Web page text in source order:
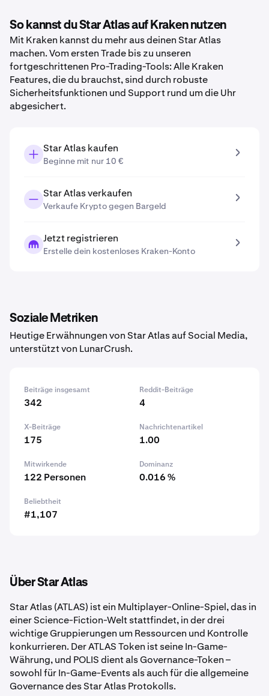
So kannst du Star Atlas auf Kraken nutzen
Mit Kraken kannst du mehr aus deinen Star Atlas
machen. Vom ersten Trade bis zu unseren
fortgeschrittenen Pro-Trading-Tools: Alle Kraken
Features, die du brauchst, sind durch robuste
Sicherheitsfunktionen und Support rund um die Uhr
abgesichert.
Star Atlas kaufen
Beginne mit nur 10 €
Star Atlas verkaufen
Verkaufe Krypto gegen Bargeld
Jetzt registrieren
Erstelle dein kostenloses Kraken-Konto
Soziale Metriken
Heutige Erwähnungen von Star Atlas auf Social Media,
unterstützt von LunarCrush.
Beiträge insgesamt
342
Reddit-Beiträge
4
X-Beiträge
175
Nachrichtenartikel
1.00
Mitwirkende
122 Personen
Dominanz
0.016 %
Beliebtheit
#1,107
Über Star Atlas
Star Atlas (ATLAS) ist ein Multiplayer-Online-Spiel, das in
einer Science-Fiction-Welt stattfindet, in der drei
wichtige Gruppierungen um Ressourcen und Kontrolle
konkurrieren. Der ATLAS Token ist seine In-Game-
Währung, und POLIS dient als Governance-Token –
sowohl für In-Game-Events als auch für die allgemeine
Governance des Star Atlas Protokolls.